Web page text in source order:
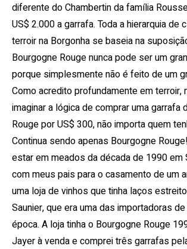
diferente do Chambertin da família
US$ 2.000 a garrafa. Toda a hierarquia de
terroir na Borgonha se baseia na
Bourgogne Rouge nunca pode ser um
porque simplesmente não é feito de um
Como acredito profundamente em terroir,
imaginar a lógica de comprar uma garrafa
Rouge por US$ 300, não importa quem
Continua sendo apenas Bourgogne Rouge!
estar em meados da década de 1990 em
com meus pais para o casamento de um
uma loja de vinhos que tinha laços
Saunier, que era uma das importadoras
época. A loja tinha o Bourgogne Rouge
Jayer à venda e comprei três garrafas